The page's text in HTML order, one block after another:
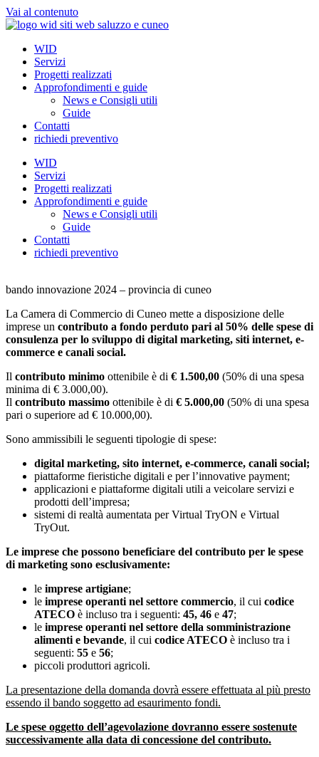
Vai al contenuto
WID
Servizi
Progetti realizzati
Approfondimenti e guide
News e Consigli utili
Guide
Contatti
richiedi preventivo
WID
Servizi
Progetti realizzati
Approfondimenti e guide
News e Consigli utili
Guide
Contatti
richiedi preventivo
bando innovazione 2024 – provincia di cuneo
La Camera di Commercio di Cuneo mette a disposizione delle
imprese un contributo a fondo perduto pari al 50% delle spese di
consulenza per lo sviluppo di digital marketing, siti internet, e-
commerce e canali social.
Il contributo minimo ottenibile è di € 1.500,00 (50% di una spesa
minima di € 3.000,00).
Il contributo massimo ottenibile è di € 5.000,00 (50% di una spesa
pari o superiore ad € 10.000,00).
Sono ammissibili le seguenti tipologie di spese:
digital marketing, sito internet, e-commerce, canali social;
piattaforme fieristiche digitali e per l’innovative payment;
applicazioni e piattaforme digitali utili a veicolare servizi e
prodotti dell’impresa;
sistemi di realtà aumentata per Virtual TryON e Virtual
TryOut.
Le imprese che possono beneficiare del contributo per le spese
di marketing sono esclusivamente:
le imprese artigiane;
le imprese operanti nel settore commercio, il cui codice
ATECO è incluso tra i seguenti: 45, 46 e 47;
le imprese operanti nel settore della somministrazione
alimenti e bevande, il cui codice ATECO è incluso tra i
seguenti: 55 e 56;
piccoli produttori agricoli.
La presentazione della domanda dovrà essere effettuata al più presto
essendo il bando soggetto ad esaurimento fondi.
Le spese oggetto dell’agevolazione dovranno essere sostenute
successivamente alla data di concessione del contributo.